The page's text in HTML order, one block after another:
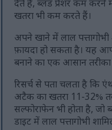
देते हैं, ब्लड प्रेशर कम करने
खतरा भी कम करते हैं।
अपने खाने में लाल
फ़ायदा हो सकता है। यह
बनाने का एक आसान तरीका
रिसर्च से पता चलता है कि
अटैक का खतरा 11-32%
सल्फोराफेन भी होता है, जो
डाइट में लाल पत्तागोभी